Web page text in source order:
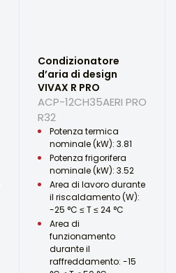
Condizionatore
d’aria di design
VIVAX R PRO
ACP-12CH35AERI PRO
R32
Potenza termica
nominale (kW): 3.81
Potenza frigorifera
nominale (kW): 3.52
Area di lavoro durante
il riscaldamento (W):
-25 °C ≤ T ≤ 24 °C
Area di
funzionamento
durante il
raffreddamento: -15